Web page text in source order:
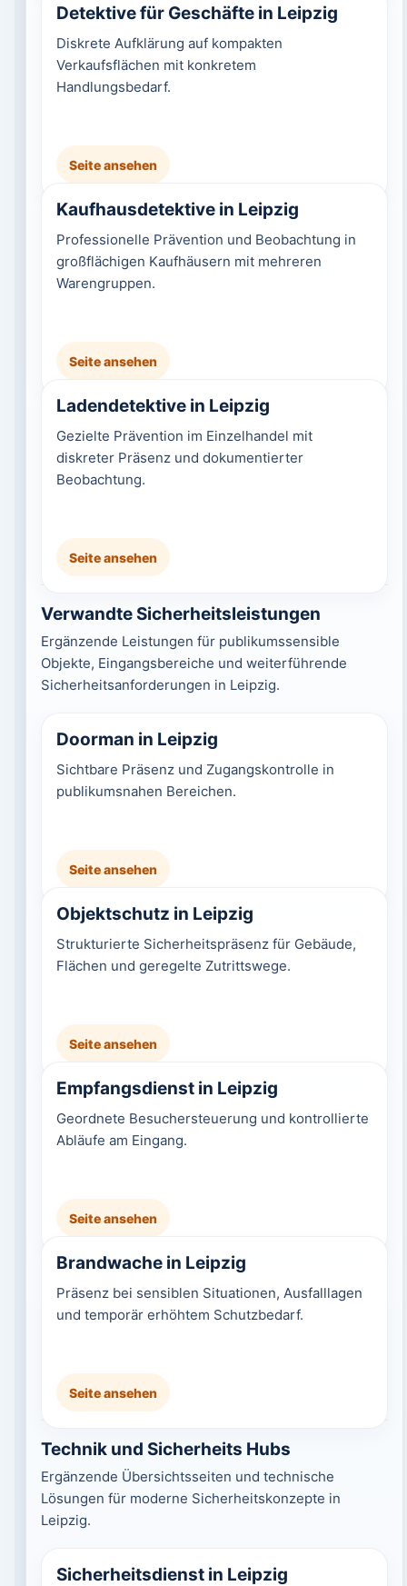
Detektive für Geschäfte in Leipzig
Diskrete Aufklärung auf kompakten
Verkaufsflächen mit konkretem
Handlungsbedarf.
Seite ansehen
Kaufhausdetektive in Leipzig
Professionelle Prävention und Beobachtung in
großflächigen Kaufhäusern mit mehreren
Warengruppen.
Seite ansehen
Ladendetektive in Leipzig
Gezielte Prävention im Einzelhandel mit
diskreter Präsenz und dokumentierter
Beobachtung.
Seite ansehen
Verwandte Sicherheitsleistungen
Ergänzende Leistungen für publikumssensible
Objekte, Eingangsbereiche und weiterführende
Sicherheitsanforderungen in Leipzig.
Doorman in Leipzig
Sichtbare Präsenz und Zugangskontrolle in
publikumsnahen Bereichen.
Seite ansehen
Objektschutz in Leipzig
Strukturierte Sicherheitspräsenz für Gebäude,
Flächen und geregelte Zutrittswege.
Seite ansehen
Empfangsdienst in Leipzig
Geordnete Besuchersteuerung und kontrollierte
Abläufe am Eingang.
Seite ansehen
Brandwache in Leipzig
Präsenz bei sensiblen Situationen, Ausfalllagen
und temporär erhöhtem Schutzbedarf.
Seite ansehen
Technik und Sicherheits Hubs
Ergänzende Übersichtsseiten und technische
Lösungen für moderne Sicherheitskonzepte in
Leipzig.
Sicherheitsdienst in Leipzig